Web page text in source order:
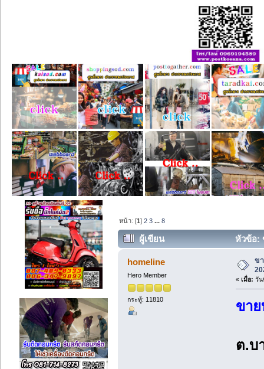
หน้า: [1]2 3 ...8
ผู้เขียน หัวข้อ:
homeline
Hero Member
กระทู้: 11810
ข
« เมื่อ: วัน
ขา
ต.บ